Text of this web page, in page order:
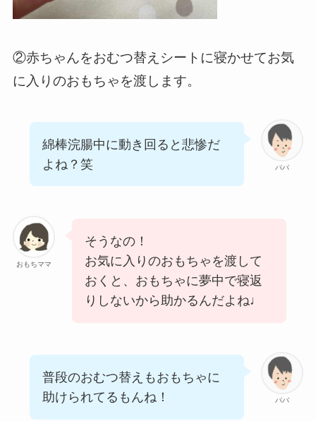
②赤ちゃんをおむつ替えシートに寝かせてお気
に入りのおもちゃを渡します。
パパ
綿棒浣腸中に動き回ると悲惨だ
よね？笑
おもちママ
そうなの！
お気に入りのおもちゃを渡して
おくと、おもちゃに夢中で寝返
りしないから助かるんだよね♩
パパ
普段のおむつ替えもおもちゃに
助けられてるもんね！